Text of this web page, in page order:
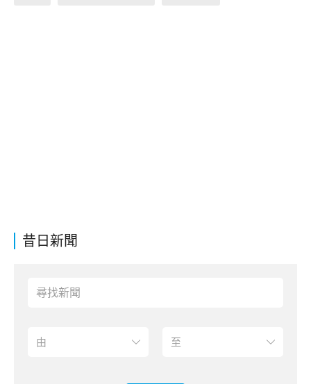
昔日新聞